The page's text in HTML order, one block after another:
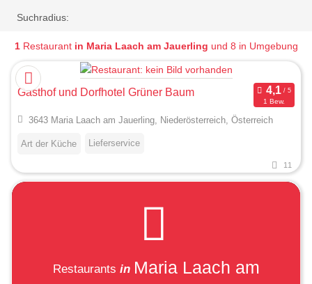
Suchradius:
1Restaurant in Maria Laach am Jauerling und 8 in Umgebung
Gasthof und Dorfhotel Grüner Baum
1 Bew.
3643 Maria Laach am Jauerling, Niederösterreich, Österreich
Art der Küche Lieferservice
11
Restaurants in Maria Laach am